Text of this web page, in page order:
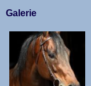
Galerie